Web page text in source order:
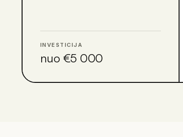
INVESTICIJA
nuo €5 000